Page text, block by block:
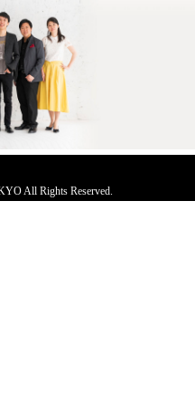
All Rights Reserved.